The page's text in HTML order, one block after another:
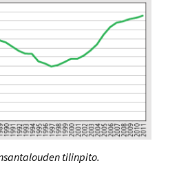
tilinpito.